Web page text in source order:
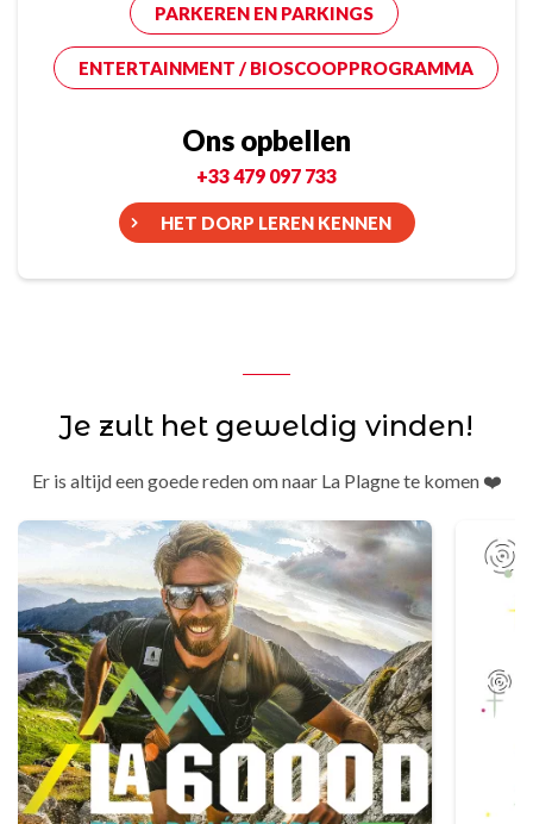
PARKEREN EN PARKINGS
ENTERTAINMENT / BIOSCOOPPROGRAMMA
Ons opbellen
+33 479 097 733
HET DORP LEREN KENNEN
Je zult het geweldig vinden!
Er is altijd een goede reden om naar La Plagne te komen ❤️